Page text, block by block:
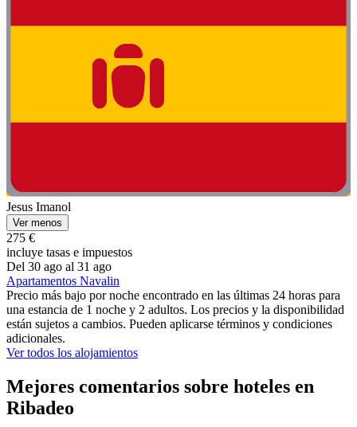
Jesus Imanol
Ver menos
275 €
incluye tasas e impuestos
Del 30 ago al 31 ago
Apartamentos Navalin
Precio más bajo por noche encontrado en las últimas 24 horas para
una estancia de 1 noche y 2 adultos. Los precios y la disponibilidad
están sujetos a cambios. Pueden aplicarse términos y condiciones
adicionales.
Ver todos los alojamientos
Mejores comentarios sobre hoteles en
Ribadeo